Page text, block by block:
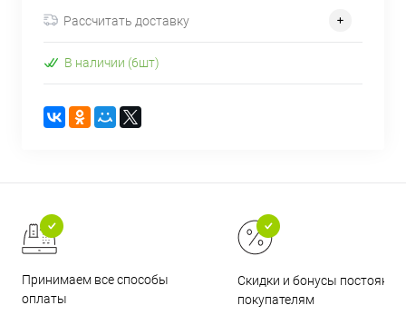
Рассчитать доставку
В наличии (6шт)
Принимаем все способы
оплаты
Скидки и бонусы
покупателям